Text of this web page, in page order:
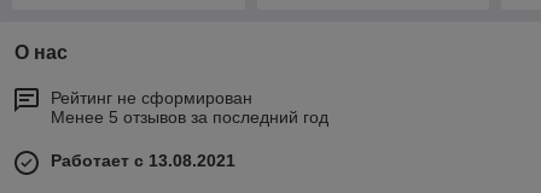
О нас
Рейтинг не сформирован
Менее 5 отзывов за последний год
Работает с 13.08.2021